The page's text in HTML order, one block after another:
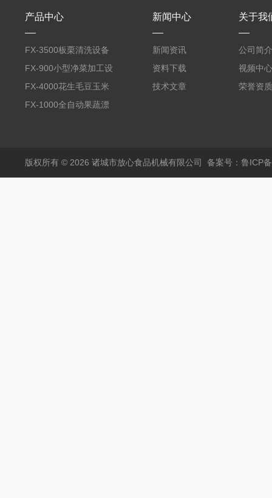
产品中心
FX-3500板栗清洗设备
全自动气泡清洗机
FX-900小型净菜加工设
备野菜清洗机
FX-4000花生毛豆玉米
蒸煮漂烫机
FX-1000全自动果蔬漂
新闻中心
新闻资讯
资料下载
技术文章
关于我
公司简介
视频中心
荣誉资质
版权所有 © 2026 诸城市放心食品机械有限公司 备案号：鲁ICP